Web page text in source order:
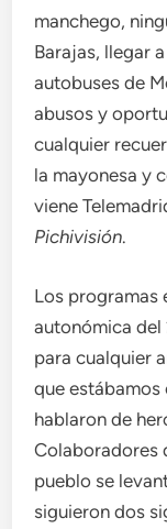
manchego,
Barajas, llegar
autobuses de
abusos y
cualquier
la mayonesa y
viene
Pichivisión.
Los programas
autonómica del
para cualquier
que estábamos
hablaron de
Colaboradores
pueblo se
siguieron dos